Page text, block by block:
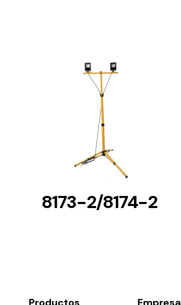
DETAILS
8173-2/8174-2
Productos Empresa